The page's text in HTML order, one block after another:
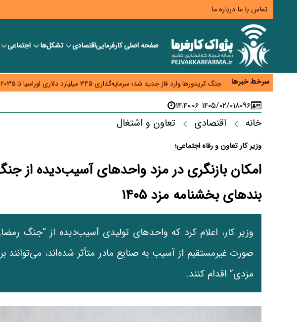
تماس با ما درباره ما
صفحه اصلیکارفرماییاقتصادی تشکل‌ها اجتماعی
سرخط خبرها
همایش و مسابقه نذری ماه صفر برگزار شد
زائران اربعین نگران ارز باقی‌مانده نباشند؛ خرید دینار در بانک‌ها و صرافی‌ها
جنگ کریدورها وارد فاز جدید شد؛ سرمایه‌گذاری ۳۴۵ میلیارد دلاری اوراسیا تا ۲۰۳۵
تأمین سرمایه در گردش بدون خلق نقدینگی؛ نقش جدید سیاست‌های مالیاتی در
۸۰۹۶۱۴۰۵/۰۲/۰۱ ۱۴:۴۰:۰۶
خانه اقتصادی تعاون و اشتغال
وزیر کار تعاون و رفاه اجتماعی؛
امکان بازنگری در مزد واحدهای آسیب‌دیده از
بندهای بخشنامه مزد ۱۴۰۵
وزیر کار، اعلام کرد که واحدهای تولیدی آسیب‌دیده از “جنگ
صورت غیرمستقیم از آسیب به صنایع مادر متأثر شده‌اند، می‌توانند
مزدی” اقدام کنند.